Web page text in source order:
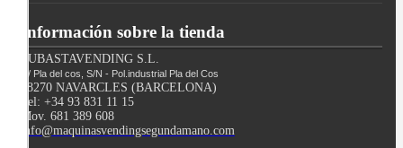
Información sobre la tienda
SUBASTAVENDING S.L.
C/ Pla del cos, S/N - Pol.industrial Pla del Cos
08270 NAVARCLES (BARCELONA)
Tel: +34 93 831 11 15
Mov. 681 389 608
info@maquinasvendingsegundamano.com